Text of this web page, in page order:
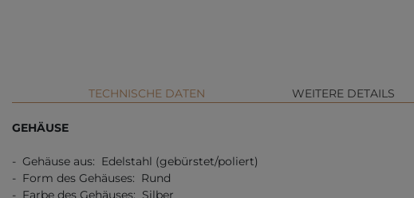
TECHNISCHE DATEN WEITERE DETAILS
GEHÄUSE
- Gehäuse aus: Edelstahl (gebürstet/poliert)
- Form des Gehäuses: Rund
- Farbe des Gehäuses: Silber